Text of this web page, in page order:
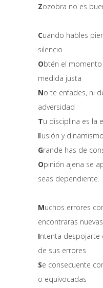
Zozobra no es
Cuando hables
silencio
Obtén el
medida justa
No te enfades, ni
adversidad
Tu disciplina es la
Ilusión y
Grande has de
Opinión ajena se
seas dependiente.
Muchos errores
encontraras
Intenta despojarte
de sus errores
Se consecuente
o equivocadas